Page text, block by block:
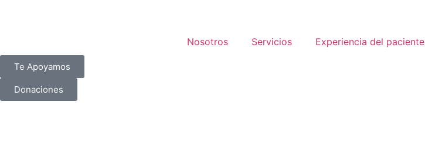
Nosotros Servicios Experiencia del paciente
Te Apoyamos
Donaciones